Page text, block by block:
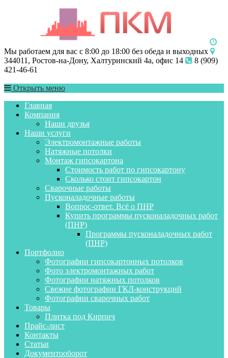
Мы работаем для вас с 8:00 до 18:00 без обеда и выходных
344011, Ростов-на-Дону, Халтуринский 4а, офис 14
8 (909)
421-46-61
Открыть меню
Главная
Компания
Наши друзья
Наши услуги
Электромонтажные работы
Натяжные потолки
Монтаж гипсокартона
Стоимость работ по гипсокартону
Сколько стоит гипсокартон
Сварочные работы
Пусконаладочные работы
Вопрос-ответ. Всё о ПНР
Купить программы пусконаладочных работ
(ПНР)
Программы пусконаладочных работ
(ПНР)
Портфолио
Фотографии гипсокартонных потолков
Фото электромонтажных работ
Фотографии натяжных потолков
Свежие фотографии ГКЛ-конструкций
Фотографии сварочных работ
Товары
Плитка под Кирпич
Прайс-лист
Контакты
Статьи
Документооборот